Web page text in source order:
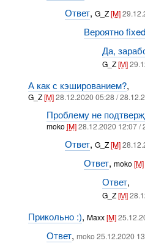
Ответ,G_Z[M]
Вероятно fixed
Да,
G_Z[M]
А как с кэшированием?,
G_Z[M] 28.12.2020 05:28 /
Проблему не
moko[M]28.12.2020 12:07 /
Ответ,G_Z[M]
Ответ, moko[M]
Ответ,
G_Z[M]
Прикольно :), Maxx[M]
Ответ, moko 25.12.2020